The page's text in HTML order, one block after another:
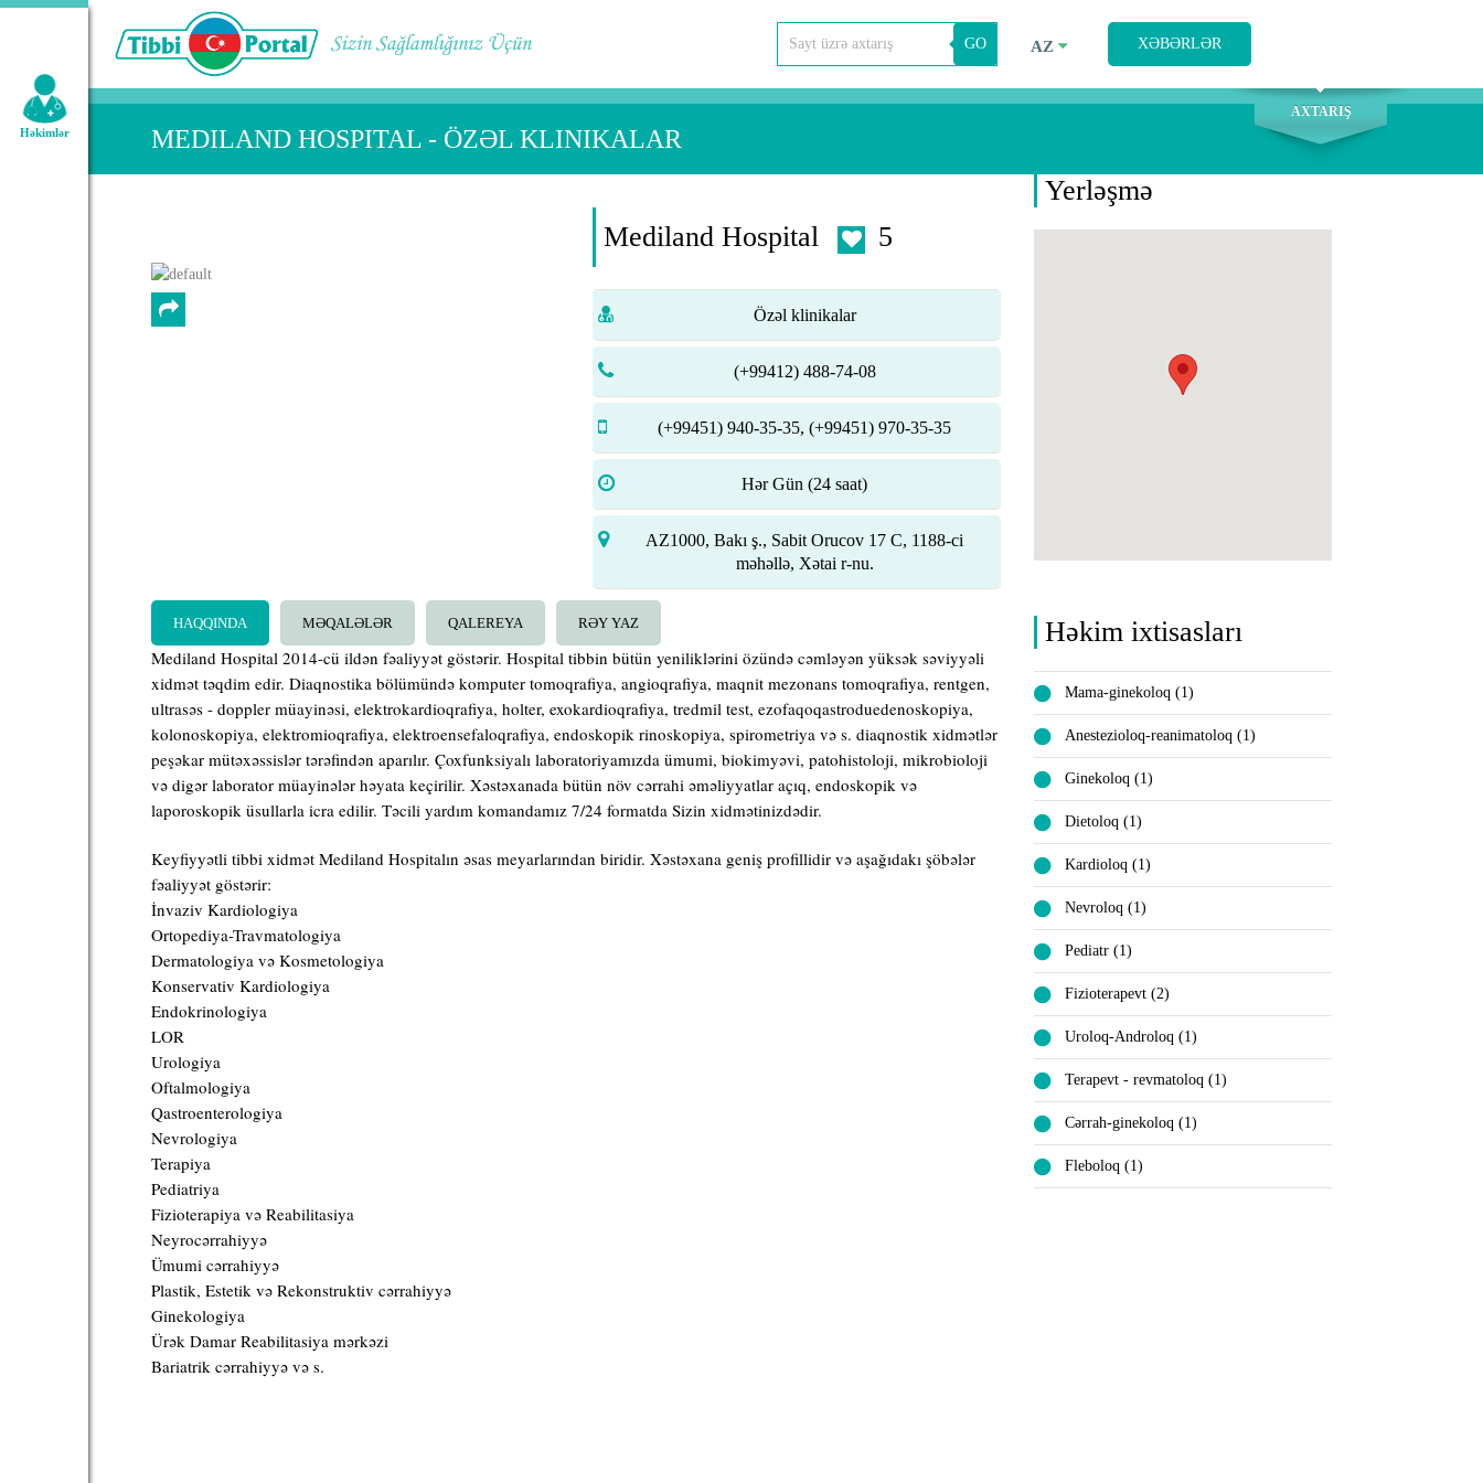
XƏBƏRLƏR
AZ
GO
Geniş axtarış:
AXTARIŞ
Həkimlər MEDILAND HOSPITAL - ÖZƏL KLINIKALAR
Mediland Hospital 5
Özəl klinikalar
(+99412) 488-74-08
(+99451) 940-35-35, (+99451) 970-35-35
Hər Gün (24 saat)
AZ1000, Bakı ş., Sabit Orucov 17 C, 1188-ci
məhəllə, Xətai r-nu.
HAQQINDA MƏQALƏLƏR QALEREYA RƏY YAZ
Mediland Hospital 2014-cü ildən fəaliyyət göstərir. Hospital tibbin bütün yeniliklərini özündə cəmləyən yüksək səviyyəli
xidmət təqdim edir. Diaqnostika bölümündə komputer tomoqrafiya, angioqrafiya, maqnit mezonans tomoqrafiya, rentgen,
ultrasəs - doppler müayinəsi, elektrokardioqrafiya, holter, exokardioqrafiya, tredmil test, ezofaqoqastroduedenoskopiya,
kolonoskopiya, elektromioqrafiya, elektroensefaloqrafiya, endoskopik rinoskopiya, spirometriya və s. diaqnostik xidmətlər
peşəkar mütəxəssislər tərəfindən aparılır. Çoxfunksiyalı laboratoriyamızda ümumi, biokimyəvi, patohistoloji, mikrobioloji
və digər laborator müayinələr həyata keçirilir. Xəstəxanada bütün növ cərrahi əməliyyatlar açıq, endoskopik və
laporoskopik üsullarla icra edilir. Təcili yardım komandamız 7/24 formatda Sizin xidmətinizdədir.
Keyfiyyətli tibbi xidmət Mediland Hospitalın əsas meyarlarından biridir. Xəstəxana geniş profillidir və aşağıdakı şöbələr
fəaliyyət göstərir:
İnvaziv Kardiologiya
Ortopediya-Travmatologiya
Dermatologiya və Kosmetologiya
Konservativ Kardiologiya
Endokrinologiya
LOR
Urologiya
Oftalmologiya
Qastroenterologiya
Nevrologiya
Terapiya
Pediatriya
Fizioterapiya və Reabilitasiya
Neyrocərrahiyyə
Ümumi cərrahiyyə
Plastik, Estetik və Rekonstruktiv cərrahiyyə
Ginekologiya
Ürək Damar Reabilitasiya mərkəzi
Bariatrik cərrahiyyə və s.
Yerləşmə
Həkim ixtisasları
Mama-ginekoloq (1)
Anestezioloq-reanimatoloq (1)
Ginekoloq (1)
Dietoloq (1)
Kardioloq (1)
Nevroloq (1)
Pediatr (1)
Fizioterapevt (2)
Uroloq-Androloq (1)
Terapevt - revmatoloq (1)
Cərrah-ginekoloq (1)
Fleboloq (1)